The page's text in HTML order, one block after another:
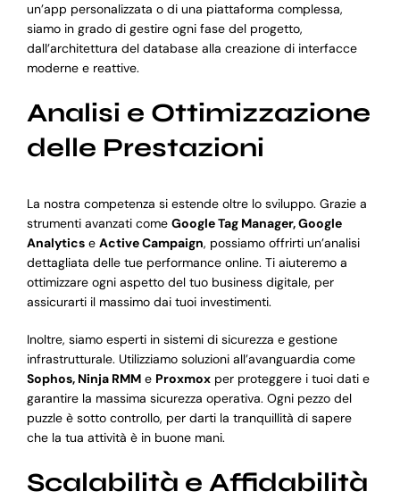
un’app personalizzata o di una piattaforma complessa,
siamo in grado di gestire ogni fase del progetto,
dall’architettura del database alla creazione di interfacce
moderne e reattive.
Analisi e Ottimizzazione
delle Prestazioni
La nostra competenza si estende oltre lo sviluppo. Grazie a
strumenti avanzati come Google Tag Manager, Google
Analyticse Active Campaign, possiamo offrirti un’analisi
dettagliata delle tue performance online. Ti aiuteremo a
ottimizzare ogni aspetto del tuo business digitale, per
assicurarti il massimo dai tuoi investimenti.
Inoltre, siamo esperti in sistemi di sicurezza e gestione
infrastrutturale. Utilizziamo soluzioni all’avanguardia come
Sophos, Ninja RMMe Proxmoxper proteggere i tuoi dati e
garantire la massima sicurezza operativa. Ogni pezzo del
puzzle è sotto controllo, per darti la tranquillità di sapere
che la tua attività è in buone mani.
Scalabilità e Affidabilità